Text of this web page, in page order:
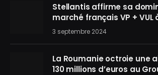
Stellantis affirme sa
marché français VP + VUL
3 septembre 2024
La Roumanie octroie une
130 millions d’euros au